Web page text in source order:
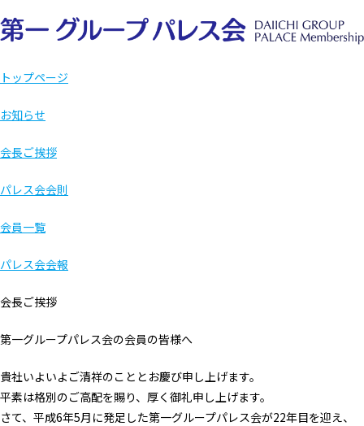
トップページ
お知らせ
会長ご挨拶
パレス会会則
会員一覧
パレス会会報
会長ご挨拶
第一グループパレス会の会員の皆様へ
貴社いよいよご清祥のこととお慶び申し上げます。
平素は格別のご高配を賜り、厚く御礼申し上げます。
さて、平成6年5月に発足した第一グループパレス会が22年目を迎え、